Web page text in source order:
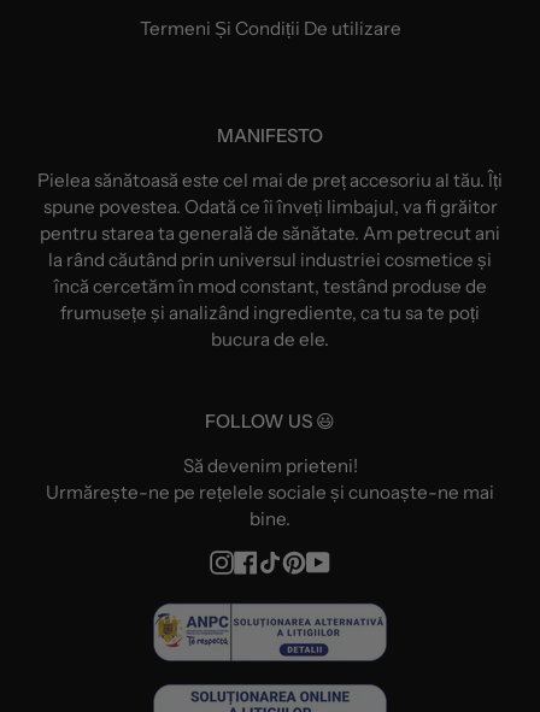
Termeni Și Condiții De utilizare
MANIFESTO
Pielea sănătoasă este cel mai de preț accesoriu al tău. Îți
spune povestea. Odată ce îi înveți limbajul, va fi grăitor
pentru starea ta generală de sănătate. Am petrecut ani
la rând căutând prin universul industriei cosmetice și
încă cercetăm în mod constant, testând produse de
frumusețe și analizând ingrediente, ca tu sa te poți
bucura de ele.
FOLLOW US 😃
Să devenim prieteni!
Urmărește-ne pe rețelele sociale și cunoaște-ne mai
bine.
Instagram
Facebook
TikTokPinterest
YouTube